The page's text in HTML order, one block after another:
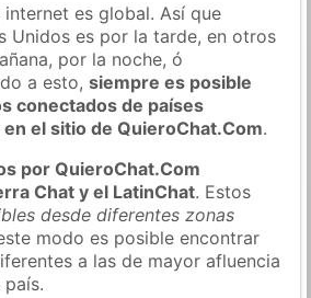
internet es global. Así que
Unidos es por la tarde, en otros
por la noche, ó
a esto,siempre es posible
conectados de países
el sitio de QuieroChat.Com.
por QuieroChat.Com
Chat y el LatinChat. Estos
desde diferentes zonas
modo es posible encontrar
a las de mayor afluencia